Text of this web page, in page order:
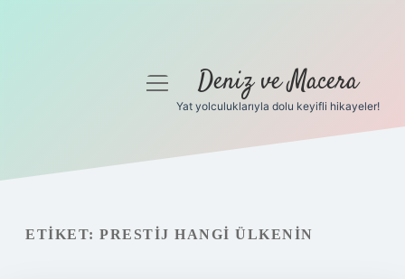
Gizlilik Politikası
menüyüDeniz ve Macera
Yat yolculuklarıyla dolu keyifli hikayeler!
ETIKET: PRESTIJ HANGI ÜLKENIN